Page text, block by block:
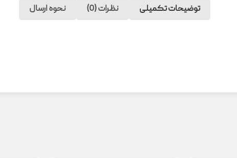
توضیحات تکمیلی نظرات (0) نحوه ارسال